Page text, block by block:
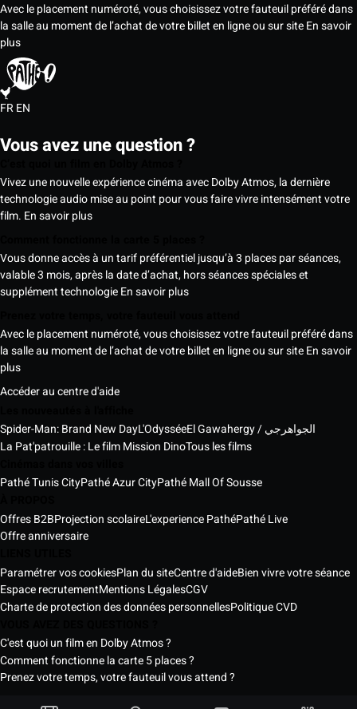
Avec le placement numéroté, vous choisissez votre fauteuil préféré dans
la salle au moment de l’achat de votre billet en ligne ou sur siteEn savoir
plus
FREN
Vous avez une question ?
Vivez une nouvelle expérience cinéma avec Dolby Atmos, la dernière
technologie audio mise au point pour vous faire vivre intensément votre
film. En savoir plus
Vous donne accès à un tarif préférentiel jusqu’à 3 places par séances,
valable 3 mois, après la date d’achat, hors séances spéciales et
supplément technologieEn savoir plus
Avec le placement numéroté, vous choisissez votre fauteuil préféré dans
la salle au moment de l’achat de votre billet en ligne ou sur siteEn savoir
plus
Accéder au centre d'aide
Spider-Man: Brand New DayL'Odyssée
El Gawahergy / الجواهرجي
La Pat'patrouille : Le film Mission DinoTous les films
Pathé Tunis CityPathé Azur CityPathé Mall Of Sousse
Offres B2BProjection scolaireL'experience PathéPathé Live
Offre anniversaire
Paramétrer vos cookiesPlan du siteCentre d'aideBien vivre votre séance
Espace recrutementMentions LégalesCGV
Charte de protection des données personnellesPolitique CVD
C'est quoi un film en Dolby Atmos ?
Comment fonctionne la carte 5 places ?
Prenez votre temps, votre fauteuil vous attend ?